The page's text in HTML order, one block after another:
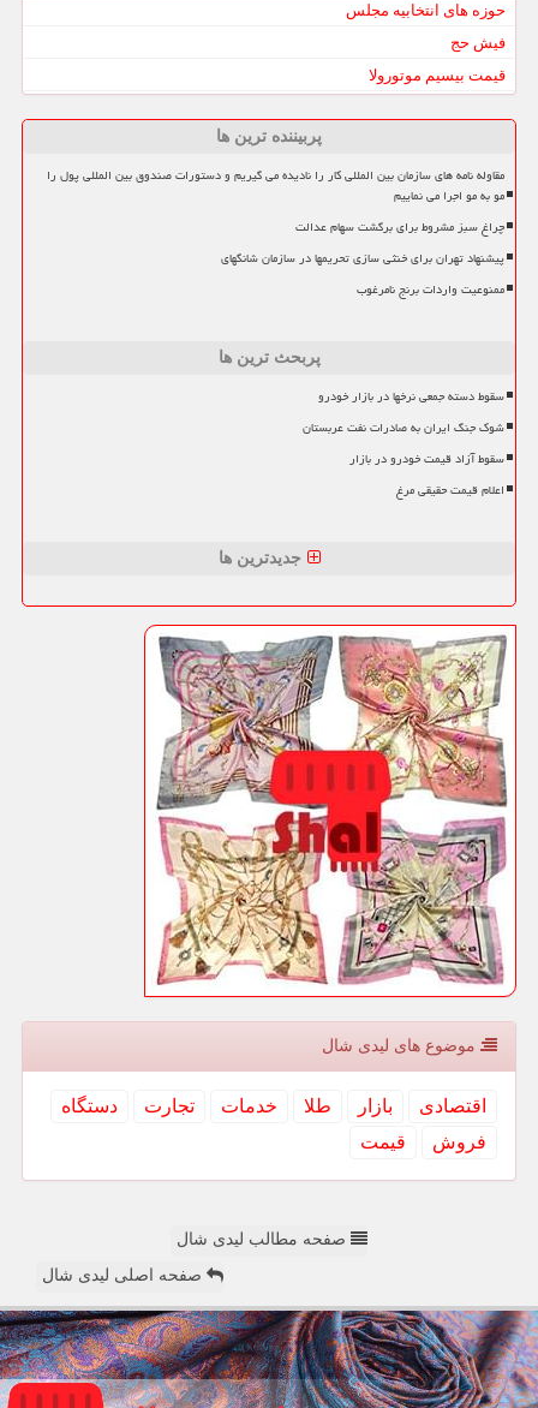
حوزه های انتخابیه مجلس
فیش حج
قیمت بیسیم موتورولا
پربیننده ترین ها
مقاوله نامه های سازمان بین المللی کار را نادیده می گیریم و دستورات صندوق بین المللی پول را
مو به مو اجرا می نماییم
چراغ سبز مشروط برای برگشت سهام عدالت
پیشنهاد تهران برای خنثی سازی تحریمها در سازمان شانگهای
ممنوعیت واردات برنج نامرغوب
پربحث ترین ها
سقوط دسته جمعی نرخها در بازار خودرو
شوک جنگ ایران به صادرات نفت عربستان
سقوط آزاد قیمت خودرو در بازار
اعلام قیمت حقیقی مرغ
جدیدترین ها
موضوع های لیدی شال
اقتصادی بازار طلا خدمات تجارت
دستگاه
فروش
قیمت
صفحه مطالب لیدی شال
صفحه اصلی لیدی شال